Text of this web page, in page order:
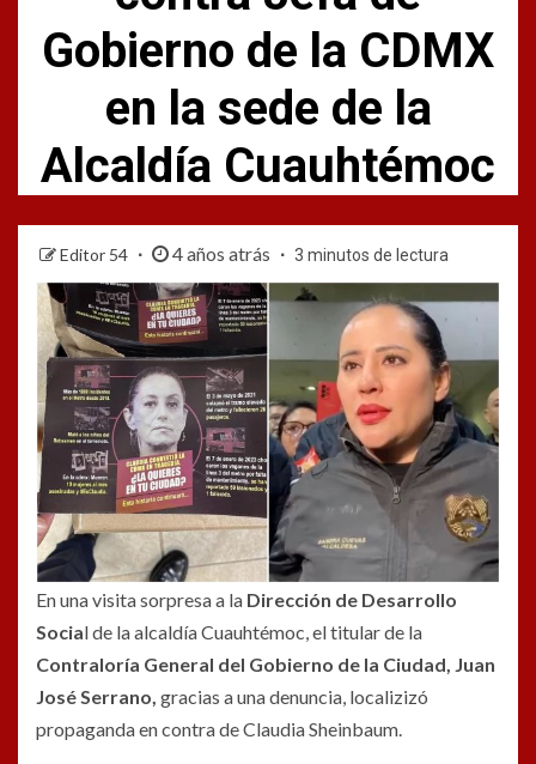
Gobierno de la CDMX
en la sede de la
Alcaldía Cuauhtémoc
Editor 54 4 años atrás 3 minutos de lectura
En una visita sorpresa a la Dirección de Desarrollo
Social de la alcaldía Cuauhtémoc, el titular de la
Contraloría General del Gobierno de la Ciudad, Juan
José Serrano, gracias a una denuncia, localizizó
propaganda en contra de Claudia Sheinbaum.